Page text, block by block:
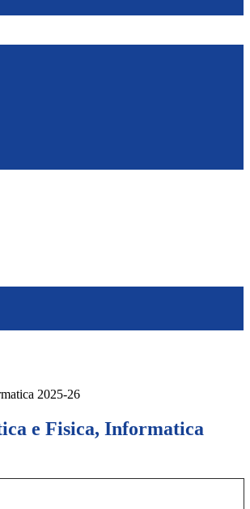
2025-26
e Fisica, Informatica